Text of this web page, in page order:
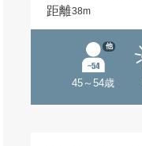
距離38m
45～54歳
他